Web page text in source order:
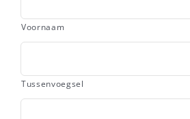
Voornaam
Tussenvoegsel